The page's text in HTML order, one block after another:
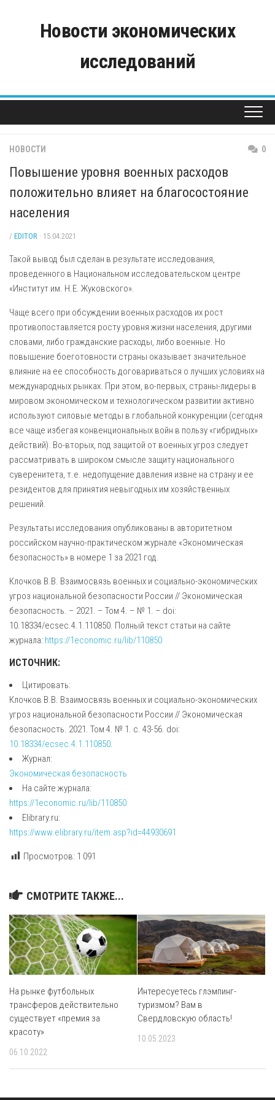
Новости экономических
исследований
НОВОСТИ 0
Повышение уровня военных расходов
положительно влияет на благосостояние
населения
/ EDITOR · 15.04.2021
Такой вывод был сделан в результате исследования,
проведенного в Национальном исследовательском центре
«Институт им. Н.Е. Жуковского».
Чаще всего при обсуждении военных расходов их рост
противопоставляется росту уровня жизни населения, другими
словами, либо гражданские расходы, либо военные. Но
повышение боеготовности страны оказывает значительное
влияние на ее способность договариваться о лучших условиях на
международных рынках. При этом, во-первых, страны-лидеры в
мировом экономическом и технологическом развитии активно
используют силовые методы в глобальной конкуренции (сегодня
все чаще избегая конвенциональных войн в пользу «гибридных»
действий). Во-вторых, под защитой от военных угроз следует
рассматривать в широком смысле защиту национального
суверенитета, т.е. недопущение давления извне на страну и ее
резидентов для принятия невыгодных им хозяйственных
решений.
Результаты исследования опубликованы в авторитетном
российском научно-практическом журнале «Экономическая
безопасность» в номере 1 за 2021 год.
Клочков В.В. Взаимосвязь военных и социально-экономических
угроз национальной безопасности России // Экономическая
безопасность. – 2021. – Том 4. – № 1. – doi:
10.18334/ecsec.4.1.110850. Полный текст статьи на сайте
журнала: https://1economic.ru/lib/110850
ИСТОЧНИК:
Цитировать:
Клочков В.В. Взаимосвязь военных и социально-экономических
угроз национальной безопасности России // Экономическая
безопасность. 2021. Том 4. № 1. с. 43-56. doi:
10.18334/ecsec.4.1.110850.
Журнал:
Экономическая безопасность
На сайте журнала:
https://1economic.ru/lib/110850
Elibrary.ru:
https://www.elibrary.ru/item.asp?id=44930691
Просмотров: 1 091
СМОТРИТЕ ТАКЖЕ...
На рынке футбольных
трансферов действительно
существует «премия за
красоту»
06.10.2022
Интересуетесь глэмпинг-
туризмом? Вам в
Свердловскую область!
10.05.2023